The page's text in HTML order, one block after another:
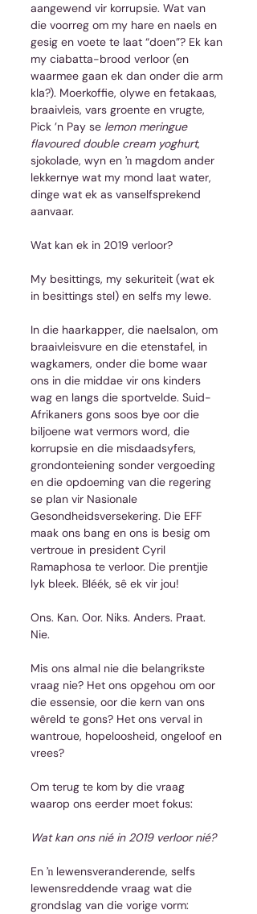
aangewend vir korrupsie. Wat van
die voorreg om my hare en naels en
gesig en voete te laat “doen”? Ek kan
my ciabatta-brood verloor (en
waarmee gaan ek dan onder die arm
kla?). Moerkoffie, olywe en fetakaas,
braaivleis, vars groente en vrugte,
Pick ’n Pay se lemon meringue
flavoured double cream yoghurt,
sjokolade, wyn en ŉ magdom ander
lekkernye wat my mond laat water,
dinge wat ek as vanselfsprekend
aanvaar.
Wat kan ek in 2019 verloor?
My besittings, my sekuriteit (wat ek
in besittings stel) en selfs my lewe.
In die haarkapper, die naelsalon, om
braaivleisvure en die etenstafel, in
wagkamers, onder die bome waar
ons in die middae vir ons kinders
wag en langs die sportvelde. Suid-
Afrikaners gons soos bye oor die
biljoene wat vermors word, die
korrupsie en die misdaadsyfers,
grondonteiening sonder vergoeding
en die opdoeming van die regering
se plan vir Nasionale
Gesondheidsversekering. Die EFF
maak ons bang en ons is besig om
vertroue in president Cyril
Ramaphosa te verloor. Die prentjie
lyk bleek. Bléék, sê ek vir jou!
Ons. Kan. Oor. Niks. Anders. Praat.
Nie.
Mis ons almal nie die belangrikste
vraag nie? Het ons opgehou om oor
die essensie, oor die kern van ons
wêreld te gons? Het ons verval in
wantroue, hopeloosheid, ongeloof en
vrees?
Om terug te kom by die vraag
waarop ons eerder moet fokus:
Wat kan ons nié in 2019 verloor nié?
En ŉ lewensveranderende, selfs
lewensreddende vraag wat die
grondslag van die vorige vorm: